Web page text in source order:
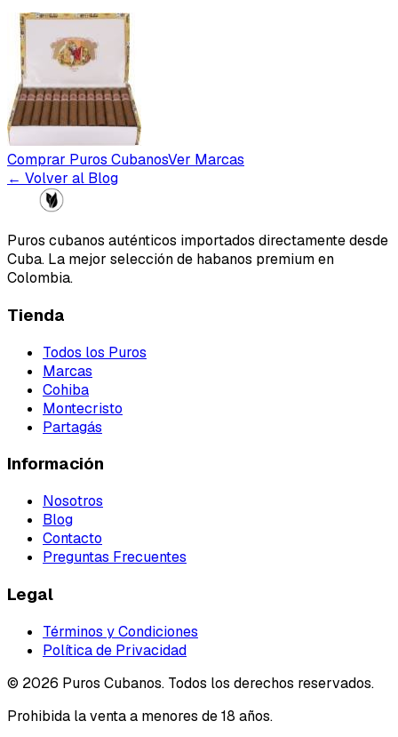
Comprar Puros CubanosVer Marcas
← Volver al Blog
Puros cubanos auténticos importados directamente desde
Cuba. La mejor selección de habanos premium en
Colombia.
Tienda
Todos los Puros
Marcas
Cohiba
Montecristo
Partagás
Información
Nosotros
Blog
Contacto
Preguntas Frecuentes
Legal
Términos y Condiciones
Política de Privacidad
© 2026 Puros Cubanos. Todos los derechos reservados.
Prohibida la venta a menores de 18 años.